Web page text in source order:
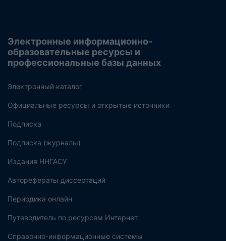
Электронные информационно-
образовательные ресурсы и
профессиональные базы данных
Электронный каталог
Официальные ресурсы и открытые источники
Подписка
Подписка (журналы)
Издания ННГАСУ
Авторефераты диссертаций
Периодика онлайн
Путеводитель по ресурсам Интернет
Справочно-информационные системы